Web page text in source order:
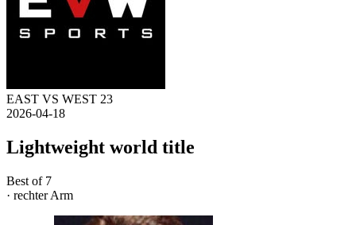
EAST VS WEST 23
2026-04-18
Lightweight world title
Best of 7
· rechter Arm